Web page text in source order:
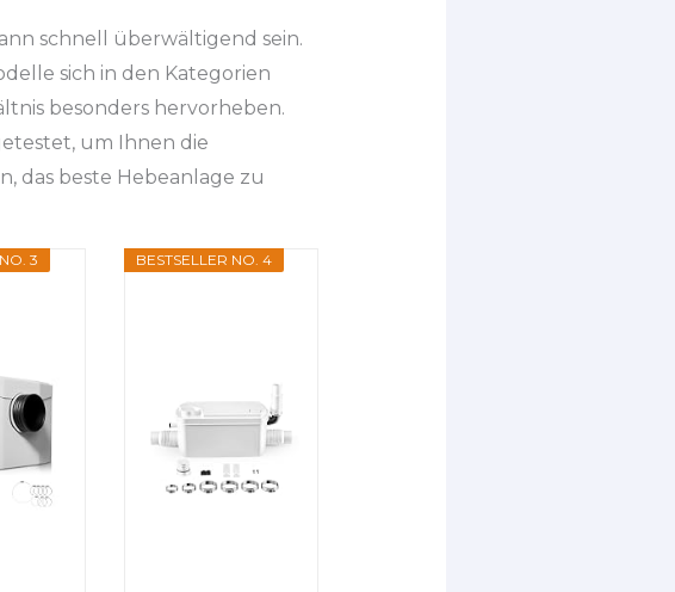
schnell überwältigend sein.
sich in den Kategorien
besonders hervorheben.
um Ihnen die
das beste Hebeanlage zu
3 BESTSELLER NO. 4